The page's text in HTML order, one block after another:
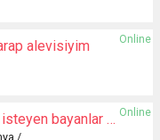
Online
alevisiyim
Online
Yurtdisindan evlenmek isteyen bayanlar yazabilir
/